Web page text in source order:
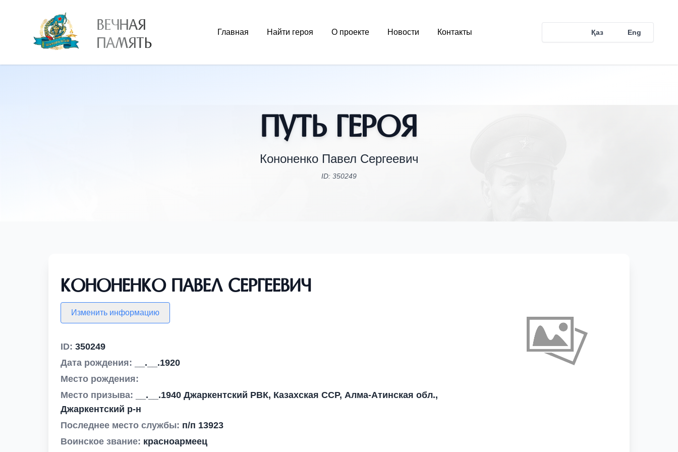
ВЕЧНАЯ
ПАМЯТЬ
Главная Найти героя О проекте Новости Контакты Қаз Eng
Путь Героя
Кононенко Павел Сергеевич
ID: 350249
Кононенко Павел Сергеевич
Изменить информацию
ID: 350249
Дата рождения:
__.__.1920
Место рождения:
Место призыва:
__.__.1940 Джаркентский РВК, Казахская ССР, Алма-Атинская обл.,
Джаркентский р-н
Последнее место службы: п/п 13923
Воинское звание: красноармеец